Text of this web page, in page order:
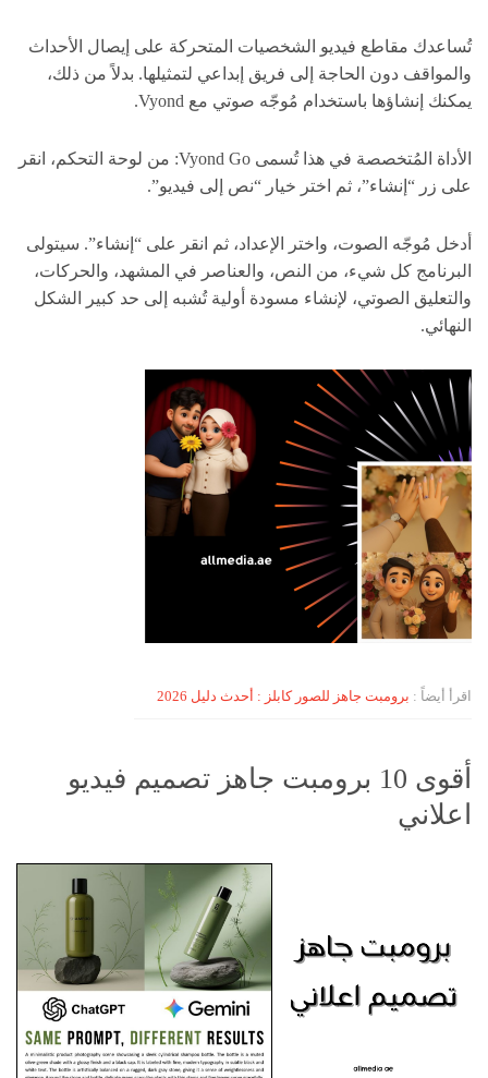
تُساعدك مقاطع فيديو الشخصيات المتحركة على إيصال الأحداث
والمواقف دون الحاجة إلى فريق إبداعي لتمثيلها. بدلاً من ذلك،
يمكنك إنشاؤها باستخدام مُوجّه صوتي مع Vyond.
الأداة المُتخصصة في هذا تُسمى Vyond Go: من لوحة التحكم، انقر
على زر “إنشاء”، ثم اختر خيار “نص إلى فيديو”.
أدخل مُوجّه الصوت، واختر الإعداد، ثم انقر على “إنشاء”. سيتولى
البرنامج كل شيء، من النص، والعناصر في المشهد، والحركات،
والتعليق الصوتي، لإنشاء مسودة أولية تُشبه إلى حد كبير الشكل
النهائي.
اقرأ أيضاً : برومبت جاهز للصور كابلز : أحدث دليل 2026
أقوى 10 برومبت جاهز تصميم فيديو
اعلاني